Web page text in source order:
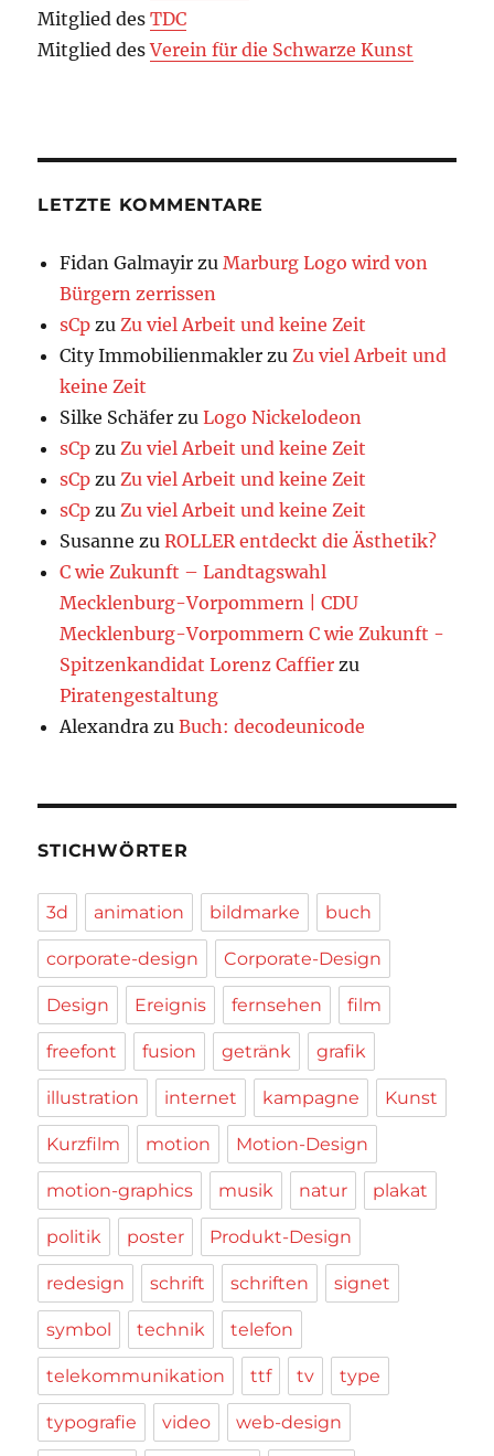
Mitglied desTDC
Mitglied desVerein für die Schwarze Kunst
LETZTE KOMMENTARE
Fidan Galmayir zu Marburg Logo wird von
Bürgern zerrissen
sCp zu Zu viel Arbeit und keine Zeit
City Immobilienmakler zu Zu viel Arbeit und
keine Zeit
Silke Schäfer zuLogo Nickelodeon
sCp zu Zu viel Arbeit und keine Zeit
sCp zu Zu viel Arbeit und keine Zeit
sCp zu Zu viel Arbeit und keine Zeit
Susanne zuROLLER entdeckt die Ästhetik?
C wie Zukunft – Landtagswahl
Mecklenburg-Vorpommern | CDU
Mecklenburg-Vorpommern C wie Zukunft -
Spitzenkandidat Lorenz Caffier zu
Piratengestaltung
Alexandra zuBuch: decodeunicode
STICHWÖRTER
3d animation bildmarke buch
corporate-design Corporate-Design
Design Ereignis fernsehen film
freefont fusion getränk grafik
illustration internet kampagne Kunst
Kurzfilm motion Motion-Design
motion-graphics musik natur plakat
politik poster Produkt-Design
redesign schrift schriften signet
symbol technik telefon
telekommunikation ttf tv type
typografie video web-design